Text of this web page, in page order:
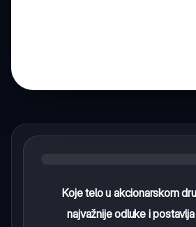
Koje telo u akcionarskom
najvažnije odluke i